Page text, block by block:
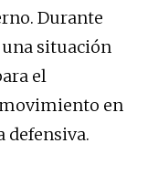
Durante
situación
el
en
defensiva.